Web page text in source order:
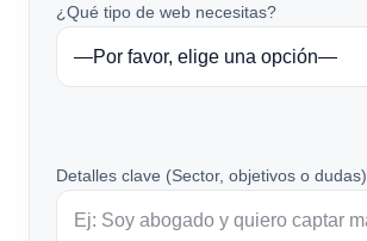
¿Qué tipo de web necesitas?
Detalles clave (Sector, objetivos o dudas)